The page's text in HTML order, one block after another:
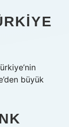
büyük